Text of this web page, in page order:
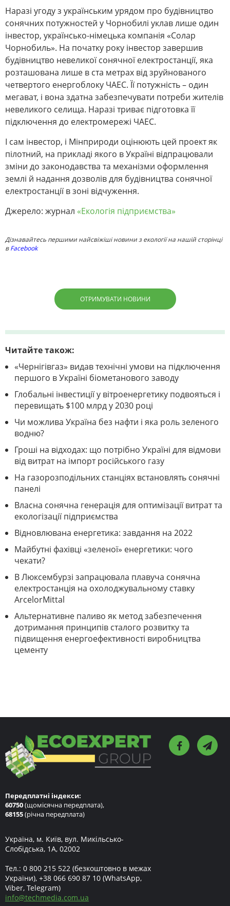
Наразі угоду з українським урядом про будівництво
сонячних потужностей у Чорнобилі уклав лише один
інвестор, українсько-німецька компанія «Солар
Чорнобиль». На початку року інвестор завершив
будівництво невеликої сонячної електростанції, яка
розташована лише в ста метрах від зруйнованого
четвертого енергоблоку ЧАЕС. Її потужність – один
мегават, і вона здатна забезпечувати потреби жителів
невеликого селища. Наразі триває підготовка її
підключення до електромережі ЧАЕС.
І сам інвестор, і Мінприроди оцінюють цей проект як
пілотний, на прикладі якого в Україні відпрацювали
зміни до законодавства та механізми оформлення
землі й надання дозволів для будівництва сонячної
електростанції в зоні відчуження.
Джерело: журнал «Екологія підприємства»
Дізнавайтесь першими найсвіжіші новини з екології на нашій сторінці
вFacebook
ОТРИМУВАТИ НОВИНИ
Читайте також:
«Чернігівгаз» видав технічні умови на підключення
першого в Україні біометанового заводу
Глобальні інвестиції у вітроенергетику подвояться і
перевищать $100 млрд у 2030 році
Чи можлива Україна без нафти і яка роль зеленого
водню?
Гроші на відходах: що потрібно Україні для відмови
від витрат на імпорт російського газу
На газорозподільних станціях встановлять сонячні
панелі
Власна сонячна генерація для оптимізації витрат та
екологізації підприємства
Відновлювана енергетика: завдання на 2022
Майбутні фахівці «зеленої» енергетики: чого
чекати?
В Люксембурзі запрацювала плавуча сонячна
електростанція на охолоджувальному ставку
ArcelorMittal
Альтернативне паливо як метод забезпечення
дотримання принципів сталого розвитку та
підвищення енергоефективності виробництва
цементу
Передплатні індекси:
60750(щомісячна передплата),
68155(річна передплата)
Україна, м. Київ, вул. Микільсько-
Слобідська, 1А, 02002
Тел.: 0 800 215 522 (безкоштовно в межах
України), +38 066 690 87 10 (WhatsApp,
Viber, Telegram)
info@techmedia.com.ua